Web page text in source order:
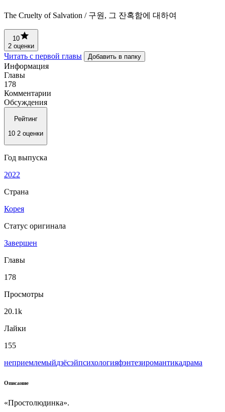
The Cruelty of Salvation / 구원, 그 잔혹함에 대하여
10
2 оценки
Читать с первой главы Добавить в папку
Информация
Главы
178
Комментарии
Обсуждения
Рейтинг
10 2 оценки
Год выпуска
2022
Страна
Корея
Статус оригинала
Завершен
Главы
178
Просмотры
20.1k
Лайки
155
неприемлемыйдзёсэйпсихологияфэнтезиромантикадрама
Описание
«Простолюдинка».